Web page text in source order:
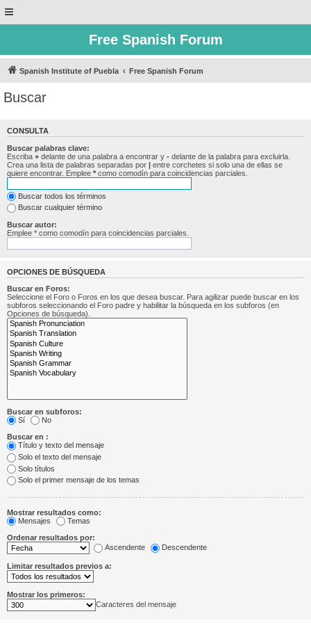
Free Spanish Forum
Spanish Institute of Puebla Free Spanish Forum
Buscar
CONSULTA
Buscar palabras clave:
Escriba + delante de una palabra a encontrar y - delante de la palabra para excluirla.
Crea una lista de palabras separadas por | entre corchetes si solo una de ellas se
quiere encontrar. Emplee * como comodín para coincidencias parciales.
Buscar todos los términos
Buscar cualquier término
Buscar autor:
Emplee * como comodín para coincidencias parciales.
OPCIONES DE BÚSQUEDA
Buscar en Foros:
Seleccione el Foro o Foros en los que desea buscar. Para agilizar puede buscar en los
subforos seleccionando el Foro padre y habilitar la búsqueda en los subforos (en
Opciones de búsqueda).
Buscar en subforos:
Sí
No
Buscar en :
Título y texto del mensaje
Solo el texto del mensaje
Solo títulos
Solo el primer mensaje de los temas
Mostrar resultados como:
Mensajes
Temas
Ordenar resultados por:
Ascendente
Descendente
Limitar resultados previos a:
Mostrar los primeros:
Caracteres del mensaje